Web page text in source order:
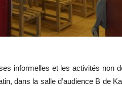
informelles et les activités non
dans la salle d’audience B de